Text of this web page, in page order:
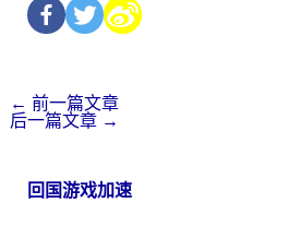
← 前一篇文章
后一篇文章 →
回国游戏加速